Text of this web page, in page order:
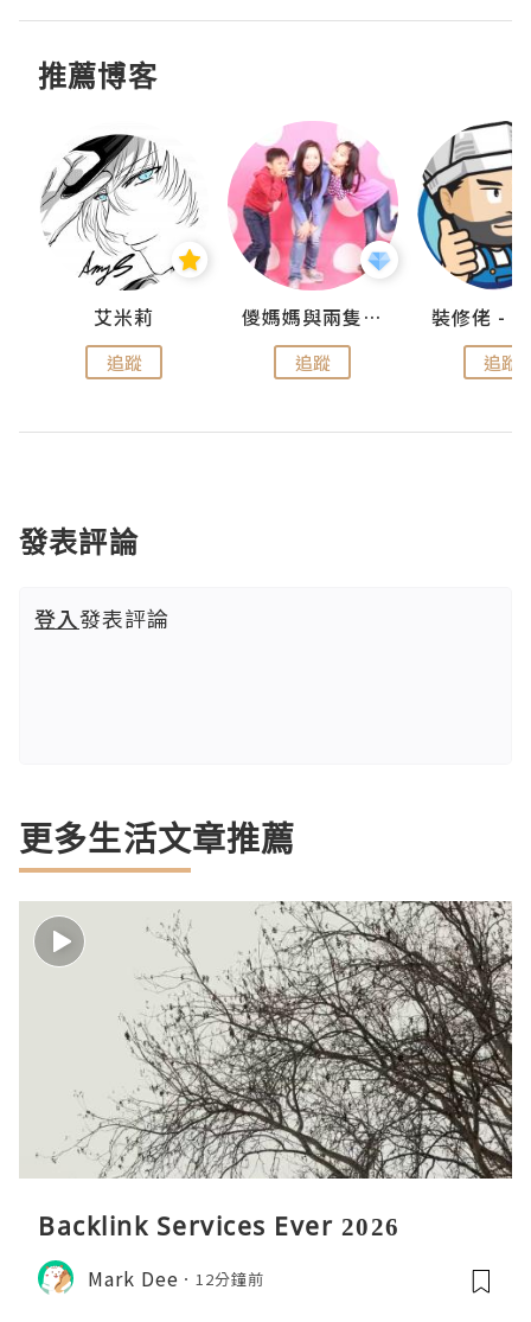
推薦博客
艾米莉
追蹤
儍媽媽與兩隻小魔怪之家
追蹤 追蹤
發表評論
登入發表評論
更多生活文章推薦
Backlink Services Ever 2026
Mark Dee 12分鐘前